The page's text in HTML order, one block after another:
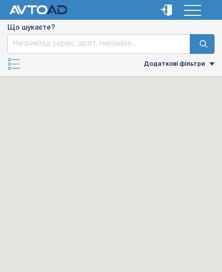
Що шукаєте?
Додаткові фільтри